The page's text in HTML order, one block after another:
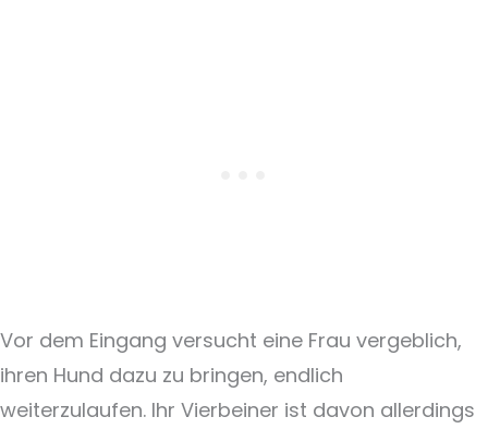
Vor dem Eingang versucht eine Frau vergeblich,
ihren Hund dazu zu bringen, endlich
weiterzulaufen. Ihr Vierbeiner ist davon allerdings